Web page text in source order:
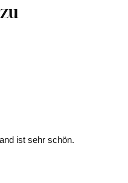
ist sehr schön.